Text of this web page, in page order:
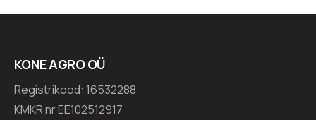
KONE AGRO OÜ
Registrikood: 16532288
KMKR nr EE102512917